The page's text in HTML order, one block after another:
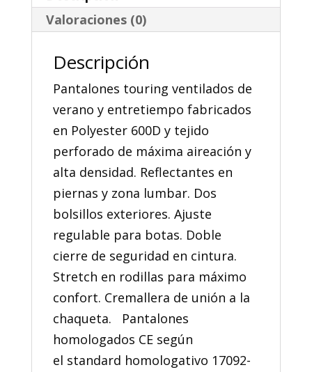
Valoraciones (0)
Descripción
Pantalones touring ventilados de
verano y entretiempo fabricados
en Polyester 600D y tejido
perforado de máxima aireación y
alta densidad. Reflectantes en
piernas y zona lumbar. Dos
bolsillos exteriores. Ajuste
regulable para botas. Doble
cierre de seguridad en cintura.
Stretch en rodillas para máximo
confort. Cremallera de unión a la
chaqueta. Pantalones
homologados CE según
el standard homologativo 17092-